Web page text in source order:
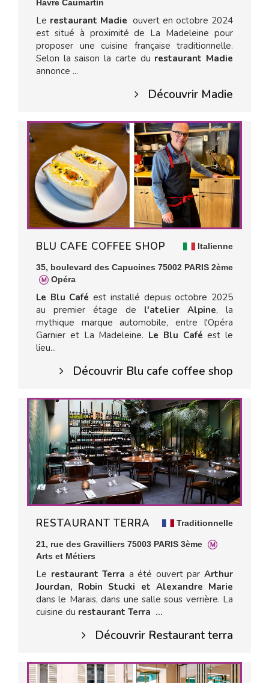
Havre Caumartin
Le restaurant Madie ouvert en octobre 2024
est situé à proximité de La Madeleine pour
proposer une cuisine française traditionnelle.
Selon la saison la carte du restaurant Madie
annonce ...
Découvrir Madie
Italienne
BLU CAFE COFFEE SHOP
35, boulevard des Capucines 75002 PARIS 2ème
Opéra
Le Blu Caféest installé depuis octobre 2025
au premier étage de l'atelier Alpine, la
mythique marque automobile, entre l'Opéra
Garnier et La Madeleine. Le Blu Caféest le
lieu...
Découvrir Blu cafe coffee shop
Traditionnelle
RESTAURANT TERRA
21, rue des Gravilliers 75003 PARIS 3ème
Arts et Métiers
Le restaurant Terra a été ouvert parArthur
Jourdan, Robin Stucki et Alexandre Marie
dans le Marais, dans une salle sous verrière. La
cuisine du restaurant Terra ...
Découvrir Restaurant terra